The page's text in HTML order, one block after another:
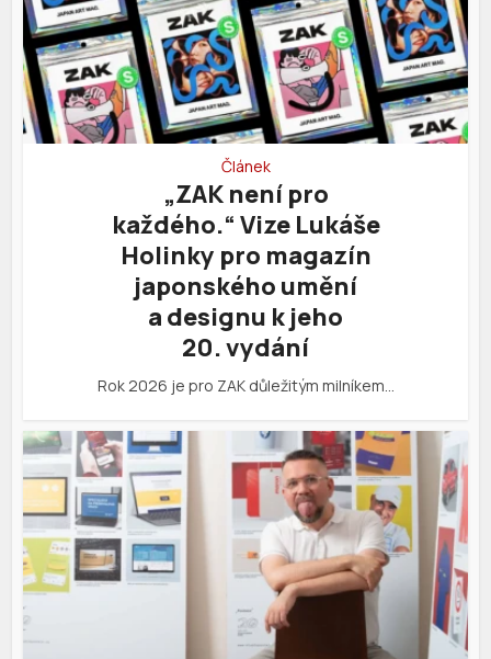
Článek
„ZAK není pro
každého.“ Vize Lukáše
Holinky pro magazín
japonského umění
a designu k jeho
20. vydání
Rok 2026 je pro ZAK důležitým milníkem…